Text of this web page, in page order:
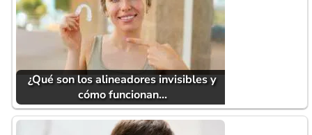
¿Qué son los alineadores invisibles y
cómo funcionan…